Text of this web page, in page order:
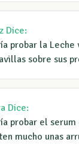
Dice:
probar la Leche
sobre sus
Dice:
probar el
mucho unas